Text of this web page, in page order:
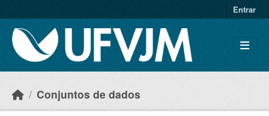
Entrar
Conjuntos de dados